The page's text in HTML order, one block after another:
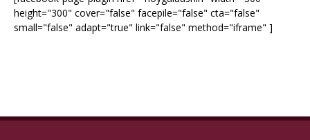
height="300" cover="false" facepile="false" cta="false"
small="false" adapt="true" link="false" method="iframe" ]